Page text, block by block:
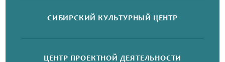
СИБИРСКИЙ КУЛЬТУРНЫЙ ЦЕНТР
ЦЕНТР ПРОЕКТНОЙ ДЕЯТЕЛЬНОСТИ